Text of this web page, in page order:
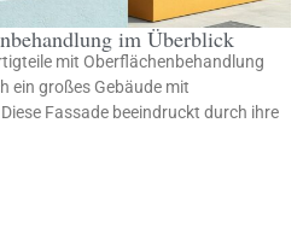
im Überblick
mit Oberflächenbehandlung
ein großes Gebäude mit
Fassade beeindruckt durch ihre